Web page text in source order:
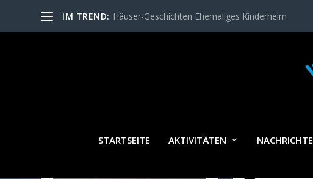
IM TREND: Häuser-Geschichten Ehemaliges Kinderheim
STARTSEITE AKTIVITÄTEN
WALDSTRASSENVIERTEL N